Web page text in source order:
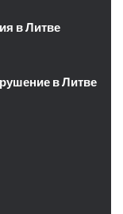
в Литве
в Литве